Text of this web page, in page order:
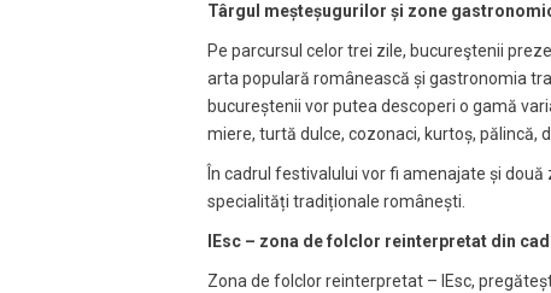
Târgul meșteșugurilor și zone
Pe parcursul celor trei zile, bucureştenii
arta populară românească și gastronomia
bucureștenii vor putea descoperi o gamă
miere, turtă dulce, cozonaci, kurtoș, pălincă,
În cadrul festivalului vor fi amenajate și
specialități tradiționale românești.
IEsc – zona de folclor reinterpretat din
Zona de folclor reinterpretat – IEsc,